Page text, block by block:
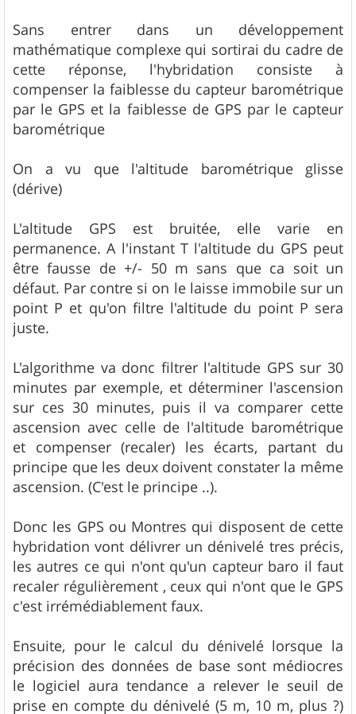
Sans entrer dans un développement
mathématique complexe qui sortirai du cadre de
cette réponse, l'hybridation consiste à
compenser la faiblesse du capteur barométrique
par le GPS et la faiblesse de GPS par le capteur
barométrique
On a vu que l'altitude barométrique glisse
(dérive)
L'altitude GPS est bruitée, elle varie en
permanence. A l'instant T l'altitude du GPS peut
être fausse de +/- 50 m sans que ca soit un
défaut. Par contre si on le laisse immobile sur un
point P et qu'on filtre l'altitude du point P sera
juste.
L'algorithme va donc filtrer l'altitude GPS sur 30
minutes par exemple, et déterminer l'ascension
sur ces 30 minutes, puis il va comparer cette
ascension avec celle de l'altitude barométrique
et compenser (recaler) les écarts, partant du
principe que les deux doivent constater la même
ascension. (C'est le principe ..).
Donc les GPS ou Montres qui disposent de cette
hybridation vont délivrer un dénivelé tres précis,
les autres ce qui n'ont qu'un capteur baro il faut
recaler régulièrement , ceux qui n'ont que le GPS
c'est irrémédiablement faux.
Ensuite, pour le calcul du dénivelé lorsque la
précision des données de base sont médiocres
le logiciel aura tendance a relever le seuil de
prise en compte du dénivelé (5 m, 10 m, plus ?)